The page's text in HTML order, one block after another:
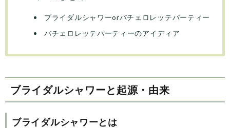
ブライダルシャワーorバチェロレッテパーティー
バチェロレッテパーティーのアイディア
ブライダルシャワーと起源・由来
ブライダルシャワーとは